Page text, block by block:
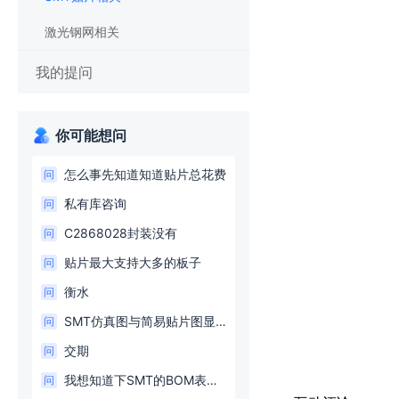
激光钢网相关
我的提问
你可能想问
问 怎么事先知道知道贴片总花费
问 私有库咨询
问 C2868028封装没有
问 贴片最大支持大多的板子
问 衡水
问 SMT仿真图与简易贴片图显示的器件方向不一致
问 交期
问 我想知道下SMT的BOM表需要怎么样的规范？